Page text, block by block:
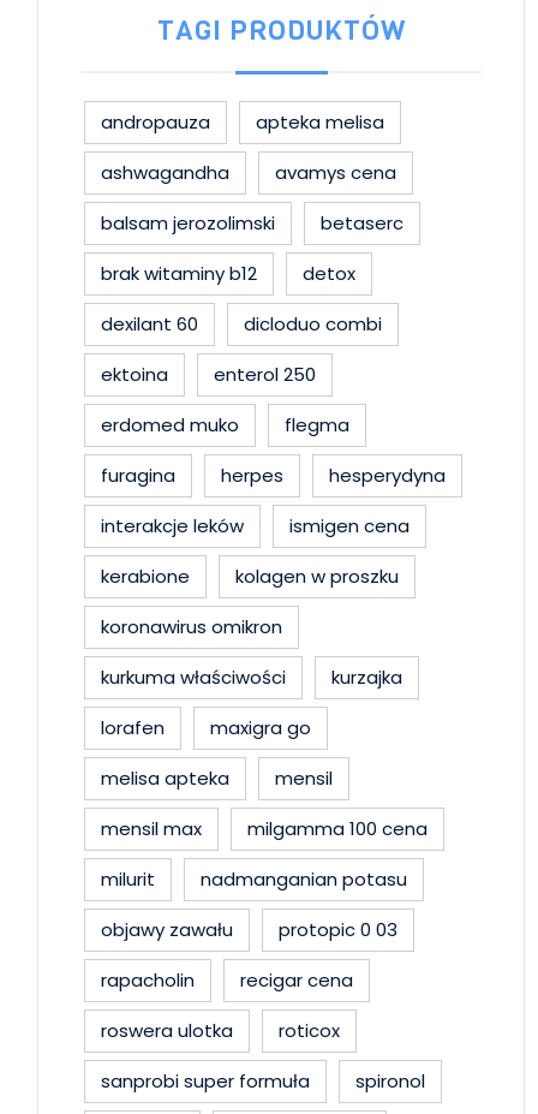
TAGI PRODUKTÓW
andropauza
apteka melisa
ashwagandha
avamys cena
balsam jerozolimski
betaserc
brak witaminy b12
detox
dexilant 60
dicloduo combi
ektoina
enterol 250
erdomed muko
flegma
furagina
herpes
hesperydyna
interakcje leków
ismigen cena
kerabione
kolagen w proszku
koronawirus omikron
kurkuma właściwości
kurzajka
lorafen
maxigra go
melisa apteka
mensil
mensil max
milgamma 100 cena
milurit
nadmanganian potasu
objawy zawału
protopic 0 03
rapacholin
recigar cena
roswera ulotka
roticox
sanprobi super formuła
spironol